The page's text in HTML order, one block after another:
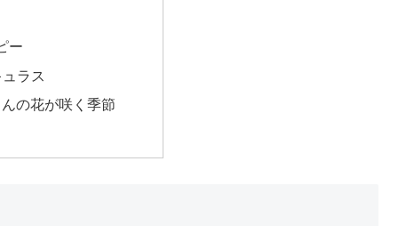
ー
ラス
の花が咲く季節